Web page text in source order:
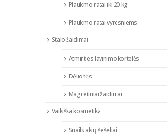
Plaukimo ratai iki 20 kg
Plaukimo ratai vyresniems
Stalo žaidimai
Atminties lavinimo kortelės
Dėlionės
Magnetiniai žaidimai
Vaikiška kosmetika
Snails akių šešėliai